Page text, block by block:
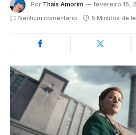
Por Thaís Amorim
fevereiro 15,
Nenhum comentário
5 Minutos de